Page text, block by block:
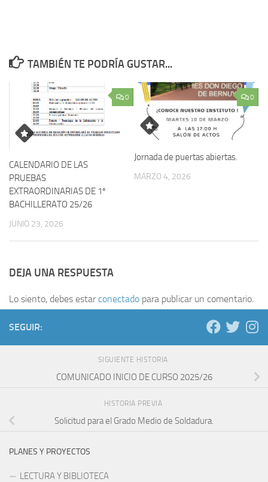
TAMBIÉN TE PODRÍA GUSTAR...
0
CALENDARIO DE LAS
PRUEBAS
EXTRAORDINARIAS DE 1º
BACHILLERATO 25/26
JUNIO 23, 2026
0
Jornada de puertas abiertas.
MARZO 4, 2026
DEJA UNA RESPUESTA
Lo siento, debes estar conectado para publicar un comentario.
SEGUIR:
SIGUIENTE HISTORIA
COMUNICADO INICIO DE CURSO 2025/26
HISTORIA PREVIA
Solicitud para el Grado Medio de Soldadura.
PLANES Y PROYECTOS
LECTURA Y BIBLIOTECA